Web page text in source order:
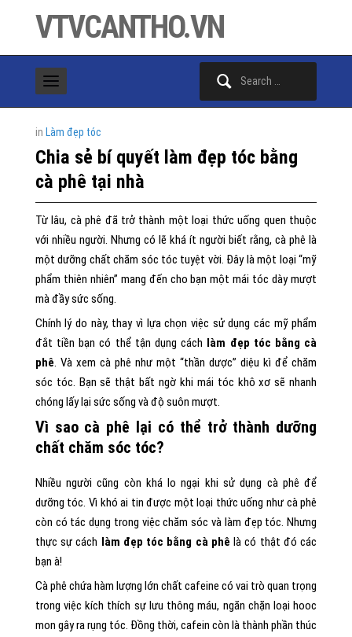
VTVCANTHO.VN
in Làm đẹp tóc
Chia sẻ bí quyết làm đẹp tóc bằng
cà phê tại nhà
Từ lâu, cà phê đã trở thành một loại thức uống quen thuộc
với nhiều người. Nhưng có lẽ khá ít người biết rằng, cà phê là
một dưỡng chất chăm sóc tóc tuyệt vời. Đây là một loại “mỹ
phẩm thiên nhiên” mang đến cho bạn một mái tóc dày mượt
mà đầy sức sống.
Chính lý do này, thay vì lựa chọn việc sử dụng các mỹ phẩm
đắt tiền bạn có thể tận dụng cách làm đẹp tóc bằng cà
phê. Và xem cà phê như một “thần dược” diệu kì để chăm
sóc tóc. Bạn sẽ thật bất ngờ khi mái tóc khô xơ sẽ nhanh
chóng lấy lại sức sống và độ suôn mượt.
Vì sao cà phê lại có thể trở thành dưỡng
chất chăm sóc tóc?
Nhiều người cũng còn khá lo ngại khi sử dụng cà phê để
dưỡng tóc. Vì khó ai tin được một loại thức uống như cà phê
còn có tác dụng trong việc chăm sóc và làm đẹp tóc. Nhưng
thực sự cách làm đẹp tóc bằng cà phê là có thật đó các
bạn à!
Cà phê chứa hàm lượng lớn chất cafeine có vai trò quan trọng
trong việc kích thích sự lưu thông máu, ngăn chặn loại hooc
mon gây ra rụng tóc. Đồng thời, cafein còn là thành phần thúc